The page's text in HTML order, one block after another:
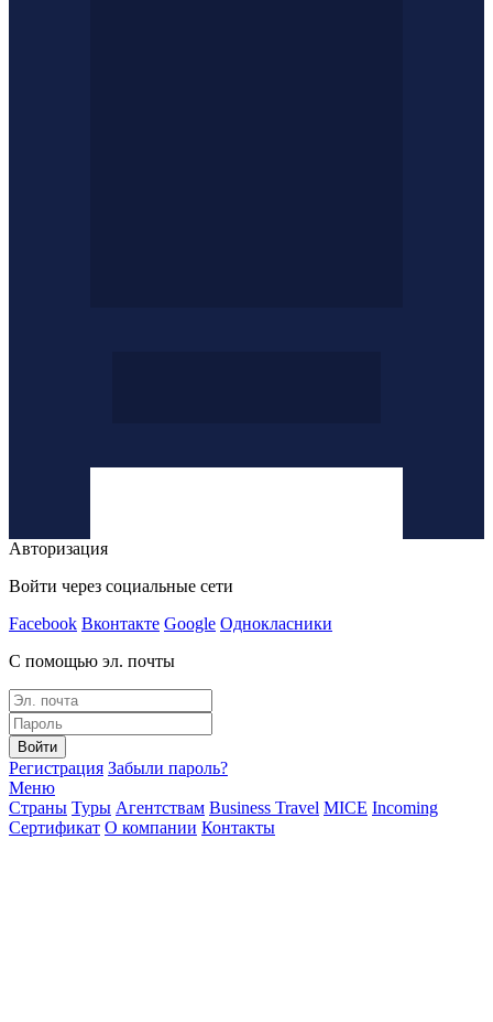
Авторизация
Войти через социальные сети
Facebook Вконтакте Google Однокласники
С помощью эл. почты
Войти
Регистрация Забыли пароль?
Меню
Страны Туры Агентствам Business Travel MICE Incoming
Сертификат О компании Контакты